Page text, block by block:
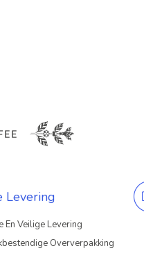
Levering
En Veilige Levering
Oververpakking